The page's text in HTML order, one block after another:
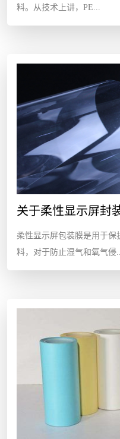
料。从技术上讲，PE...
关于柔性显示屏封
柔性显示屏包装膜是用于
料，对于防止湿气和氧气侵